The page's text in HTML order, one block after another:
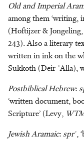
Old and Imperial
among them ‘writing,
(Hoftijzer & Jongeling,
243). Also a literary
written in ink on the
Sukkoth (Deir ʿAlla),
Postbiblical Hebrew:
‘written document,
Scripture’ (Levy,
Jewish Aramaic: sprʾ,